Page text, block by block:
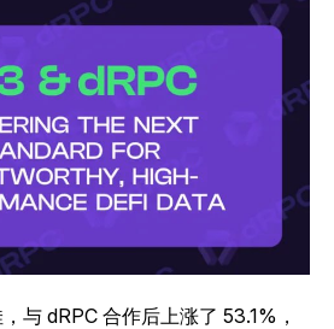
与 dRPC 合作后上涨了 53.1%，